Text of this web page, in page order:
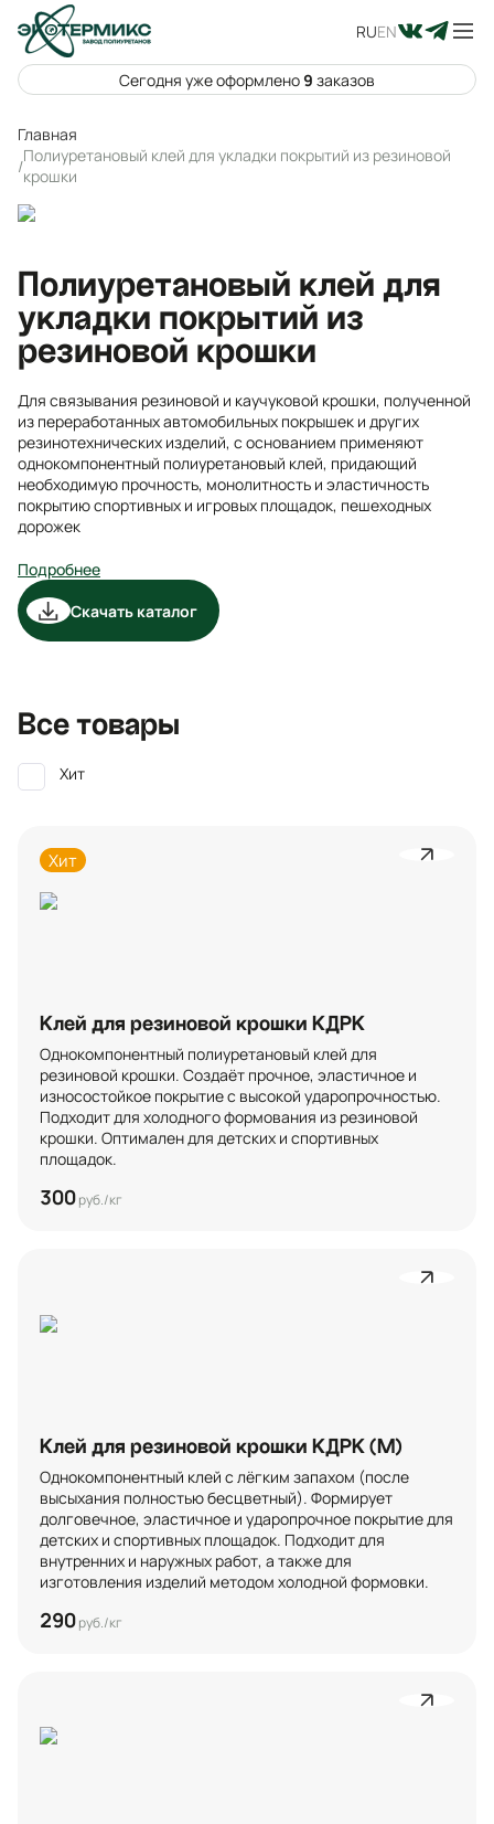
RUEN
Сегодня уже оформлено 9 заказов
Главная
/Полиуретановый клей для укладки покрытий из резиновой
крошки
Полиуретановый клей для
укладки покрытий из
резиновой крошки
Для связывания резиновой и каучуковой крошки, полученной
из переработанных автомобильных покрышек и других
резинотехнических изделий, с основанием применяют
однокомпонентный полиуретановый клей, придающий
необходимую прочность, монолитность и эластичность
покрытию спортивных и игровых площадок, пешеходных
дорожек
Подробнее
Скачать каталог
Все товары
Хит
Хит
Клей для резиновой крошки КДРК
Однокомпонентный полиуретановый клей для
резиновой крошки. Создаёт прочное, эластичное и
износостойкое покрытие с высокой ударопрочностью.
Подходит для холодного формования из резиновой
крошки. Оптимален для детских и спортивных
площадок.
300руб./кг
Клей для резиновой крошки КДРК (М)
Однокомпонентный клей с лёгким запахом (после
высыхания полностью бесцветный). Формирует
долговечное, эластичное и ударопрочное покрытие для
детских и спортивных площадок. Подходит для
внутренних и наружных работ, а также для
изготовления изделий методом холодной формовки.
290руб./кг